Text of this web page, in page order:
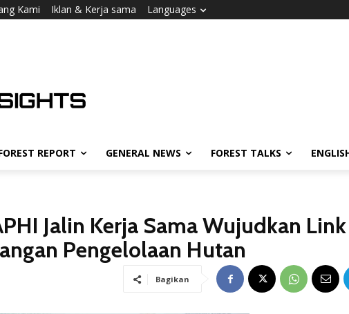
Kami Iklan & Kerja sama Languages
REPORT GENERAL NEWS FOREST TALKS
Jalin Kerja Sama Wujudkan Link
Pengelolaan Hutan
Bagikan